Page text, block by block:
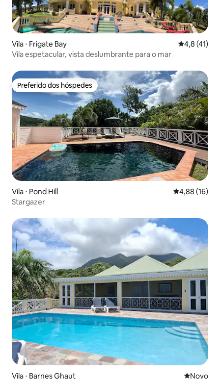
Vila ⋅ Frigate Bay 4,8 de uma
4,8 (41)
Vila espetacular, vista deslumbrante para o mar
Preferido dos hóspedes
Preferido dos hóspedes
Vila ⋅ Pond Hill 4,88 de uma
4,88 (16)
Stargazer
Vila ⋅ Barnes Ghaut Novo
Novo